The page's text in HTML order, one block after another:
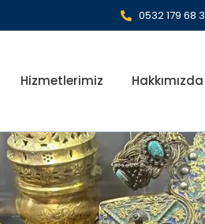
0532 179 68
Hizmetlerimiz Hakkımızda